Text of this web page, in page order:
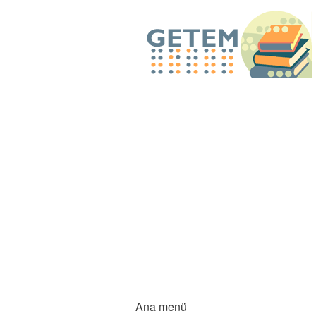
Ana menü